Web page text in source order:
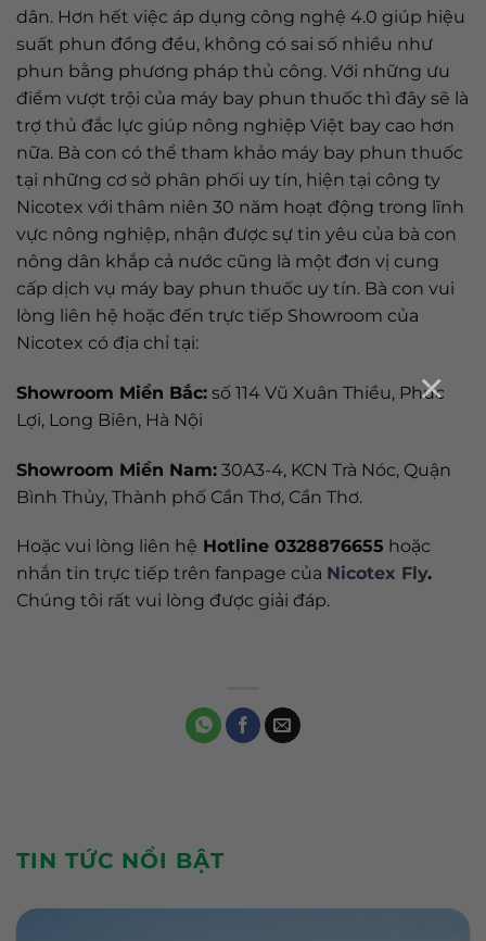
×
dân. Hơn hết việc áp dụng công nghệ 4.0 giúp hiệu
suất phun đồng đều, không có sai số nhiều như
phun bằng phương pháp thủ công. Với những ưu
điểm vượt trội của máy bay phun thuốc thì đây sẽ là
trợ thủ đắc lực giúp nông nghiệp Việt bay cao hơn
nữa. Bà con có thể tham khảo máy bay phun thuốc
tại những cơ sở phân phối uy tín, hiện tại công ty
Nicotex với thâm niên 30 năm hoạt động trong lĩnh
vực nông nghiệp, nhận được sự tin yêu của bà con
nông dân khắp cả nước cũng là một đơn vị cung
cấp dịch vụ máy bay phun thuốc uy tín. Bà con vui
lòng liên hệ hoặc đến trực tiếp Showroom của
Nicotex có địa chỉ tại:
Showroom Miền Bắc: số 114 Vũ Xuân Thiều, Phúc
Lợi, Long Biên, Hà Nội
Showroom Miền Nam: 30A3-4, KCN Trà Nóc, Quận
Bình Thủy, Thành phố Cần Thơ, Cần Thơ.
Hoặc vui lòng liên hệ Hotline 0328876655 hoặc
nhắn tin trực tiếp trên fanpage của Nicotex Fly.
Chúng tôi rất vui lòng được giải đáp.
TIN TỨC NỔI BẬT